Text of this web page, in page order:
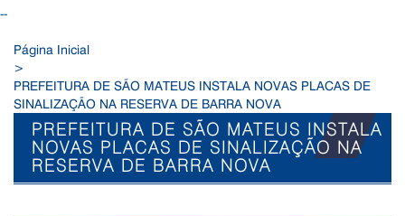
--
Página Inicial
>
PREFEITURA DE SÃO MATEUS INSTALA NOVAS PLACAS DE
SINALIZAÇÃO NA RESERVA DE BARRA NOVA
PREFEITURA DE SÃO MATEUS INSTALA
NOVAS PLACAS DE SINALIZAÇÃO NA
RESERVA DE BARRA NOVA